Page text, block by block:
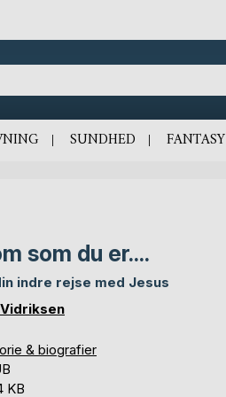
SUNDHED FANTASY
som du er....
indre rejse med Jesus
& biografier
KB